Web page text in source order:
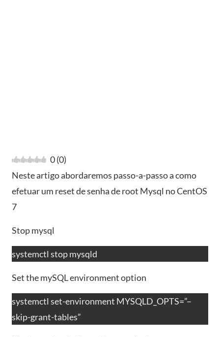
0(0)
Neste artigo abordaremos passo-a-passo a como
efetuar um reset de senha de root Mysql no CentOS
7
Stop mysql
systemctl stop mysqld
Set the mySQL environment option
systemctl set-environment MYSQLD_OPTS=”–
skip-grant-tables”